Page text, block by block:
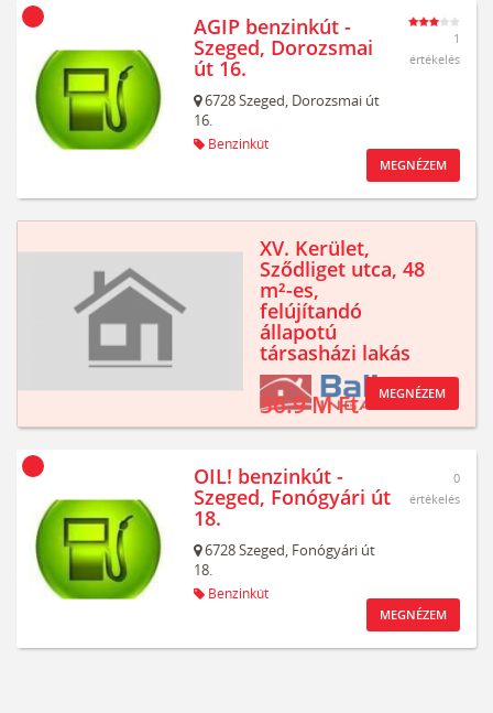
AGIP benzinkút -
Szeged, Dorozsmai
út 16.
6728Szeged, Dorozsmai út
16.
Benzinkút
1
értékelés
MEGNÉZEM
XV. Kerület,
Sződliget utca, 48
m²-es,
felújítandó
állapotú
társasházi lakás
36.9 M Ft MEGNÉZEM
OIL! benzinkút -
Szeged, Fonógyári út
18.
6728Szeged, Fonógyári út
18.
Benzinkút
0
értékelés
MEGNÉZEM